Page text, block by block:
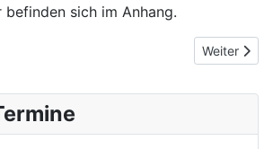
sich im Anhang.
Lehrgang C-Trainer Breitensport
Next
Weiter